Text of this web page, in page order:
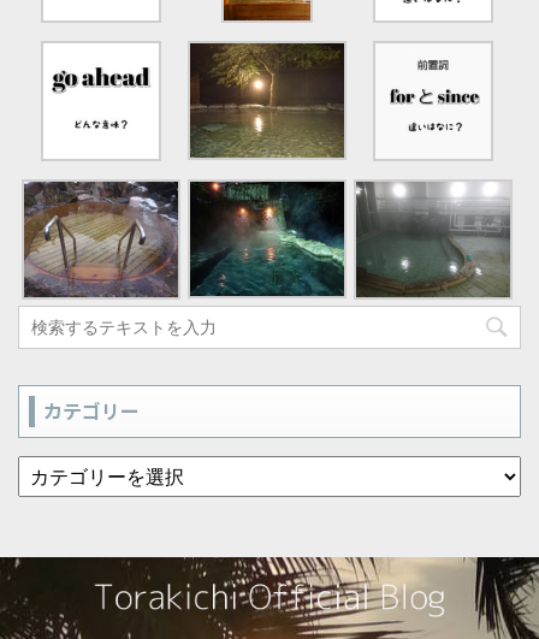
カテゴリー